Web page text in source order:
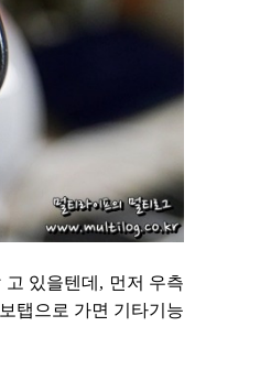
있을텐데, 먼저 우측
탭으로 가면 기타기능